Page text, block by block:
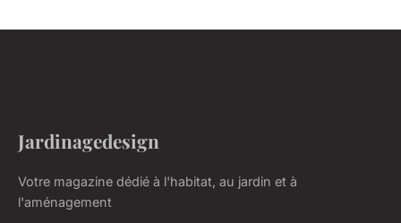
Jardinagedesign
Votre magazine dédié à l'habitat, au jardin et à
l'aménagement